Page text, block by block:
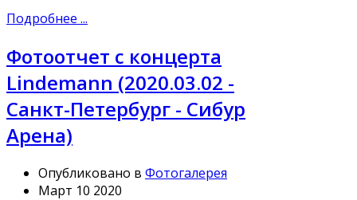
Подробнее ...
Фотоотчет с концерта
Lindemann (2020.03.02 -
Санкт-Петербург - Сибур
Арена)
Опубликовано в Фотогалерея
Март 10 2020